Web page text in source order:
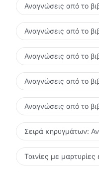
Αναγνώσεις από το
Αναγνώσεις από το
Αναγνώσεις από το
Αναγνώσεις από το
Αναγνώσεις από το
Σειρά κηρυγμάτων:
Ταινίες με